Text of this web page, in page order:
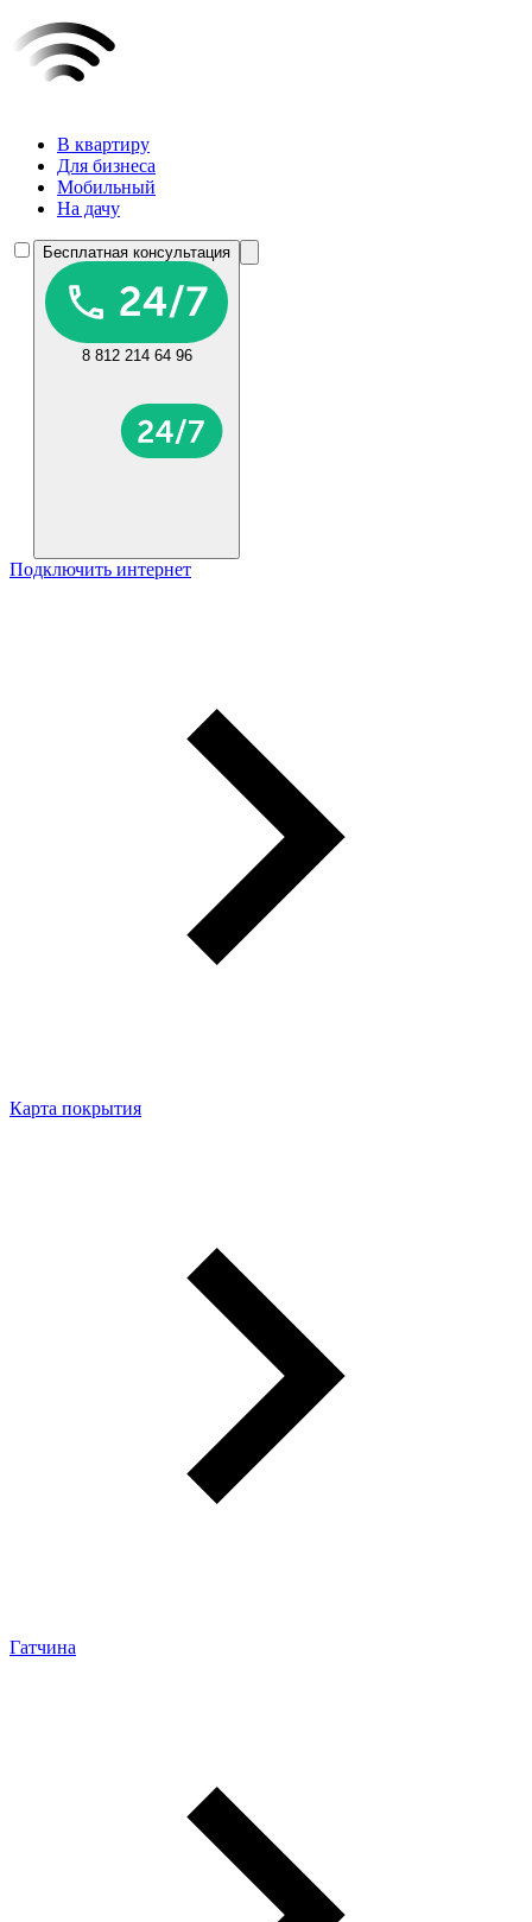
В квартиру
Для бизнеса
Мобильный
На дачу
Бесплатная консультация
8 812 214 64 96
Подключить интернет
Карта покрытия
Гатчина